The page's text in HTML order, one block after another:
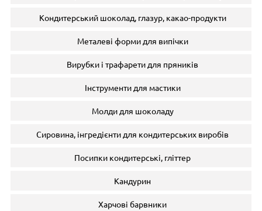
Кондитерський шоколад, глазур, какао-продукти
Металеві форми для випічки
Вирубки і трафарети для пряників
Інструменти для мастики
Молди для шоколаду
Сировина, інгредієнти для кондитерських виробів
Посипки кондитерські, гліттер
Кандурин
Харчові барвники